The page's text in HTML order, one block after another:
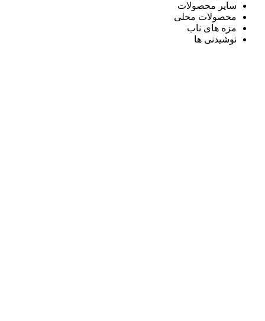
سایر محصولات
محصولات محلی
مزه های ناب
نوشیدنی ها